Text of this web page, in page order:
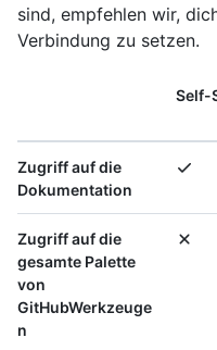
sind, empfehlen wir,
Verbindung zu setzen.
Self-
Zugriff auf die
Dokumentation
Zugriff auf die
gesamte Palette
von
GitHubWerkzeuge
n